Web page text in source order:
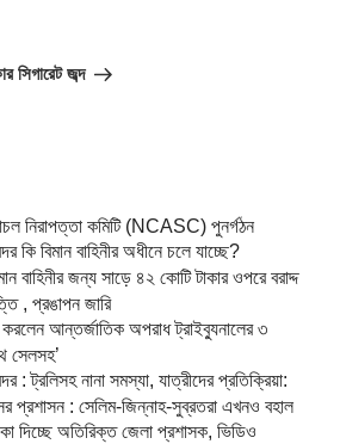
সিগারেট জব্দ
নিরাপত্তা কমিটি (NCASC) পুনর্গঠন
কি বিমান বাহিনীর অধীনে চলে যাচ্ছে?
বাহিনীর জন্য সাড়ে ৪২ কোটি টাকার ওপরে বরাদ্দ
, প্রঙাপন জারি
করলেন আন্তর্জাতিক অপরাধ ট্রাইব্যুনালের ৩
সেলসহ’
: ট্রলিসহ নানা সমস্যা, যাত্রীদের প্রতিক্রিয়া:
প্রশাসন : সেলিম-জিন্নাহ-সুব্রতরা এখনও বহাল
দিচ্ছে অতিরিক্ত জেলা প্রশাসক, ভিডিও